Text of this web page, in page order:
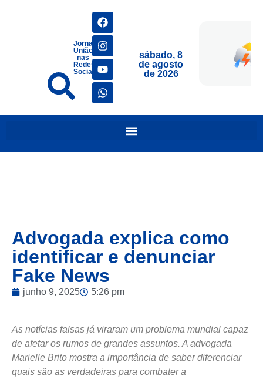
Jornais
União
nas
Redes
Sociais
sábado, 8
de agosto
de 2026
Advogada explica como
identificar e denunciar
Fake News
junho 9, 2025 5:26 pm
As notícias falsas já viraram um problema mundial capaz
de afetar os rumos de grandes assuntos. A advogada
Marielle Brito mostra a importância de saber diferenciar
quais são as verdadeiras para combater a